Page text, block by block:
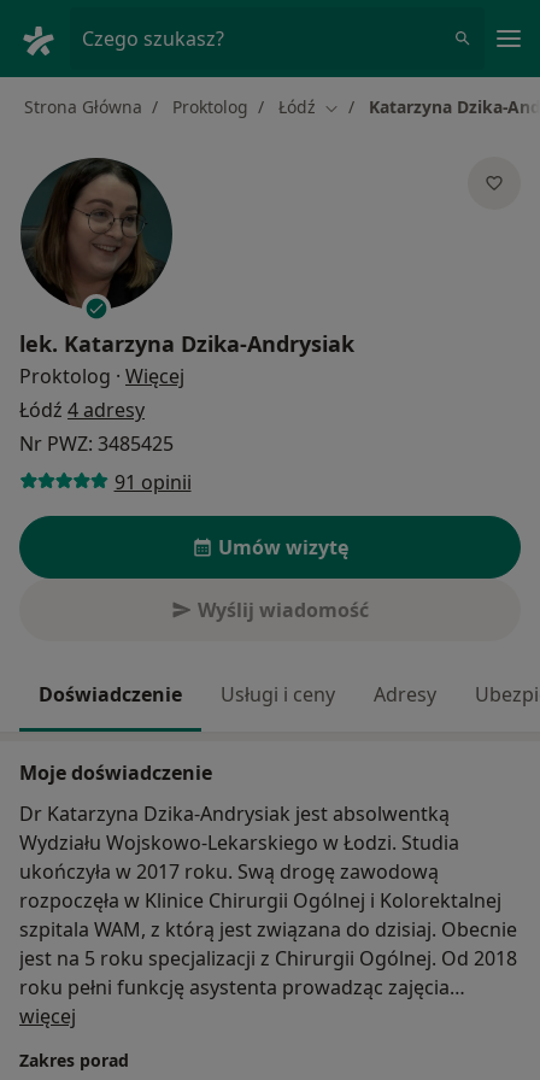
Czego szukasz?
Strona Główna Proktolog Łódź Zmień miasto
Katarzyna Dzika-
lek. Katarzyna Dzika-Andrysiak
Proktolog · Więcej
Łódź 4 adresy
Nr PWZ: 3485425
91 opinii
Umów wizytę
Wyślij wiadomość
Doświadczenie Usługi i ceny Adresy
Moje doświadczenie
Dr Katarzyna Dzika-Andrysiak jest absolwentką
Wydziału Wojskowo-Lekarskiego w Łodzi. Studia
ukończyła w 2017 roku. Swą drogę zawodową
rozpoczęła w Klinice Chirurgii Ogólnej i Kolorektalnej
szpitala WAM, z którą jest związana do dzisiaj. Obecnie
jest na 5 roku specjalizacji z Chirurgii Ogólnej. Od 2018
roku pełni funkcję asystenta prowadząc zajęcia
dydaktyczne dla studentów Wydziału Lekarskiego w
dyplomowanym lekarzem medycyny estetycznej,
więcej
Zakres porad